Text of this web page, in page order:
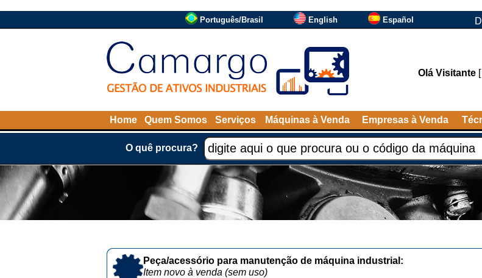
Português/Brasil English Español
Olá Visitante [
Home Quem Somos Serviços Máquinas à Venda Empresas à Venda
O quê procura?
Peça/acessório para manutenção de máquina industrial:
Item novo à venda (sem uso)